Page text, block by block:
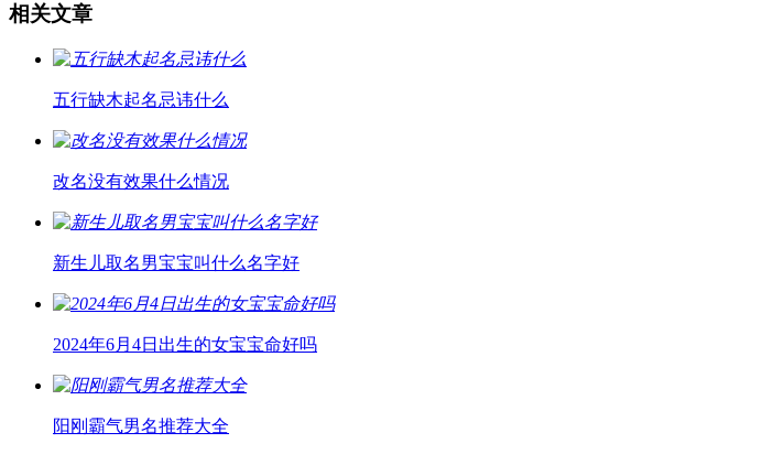
相关文章
五行缺木起名忌讳什么
改名没有效果什么情况
新生儿取名男宝宝叫什么名字好
2024年6月4日出生的女宝宝命好吗
阳刚霸气男名推荐大全